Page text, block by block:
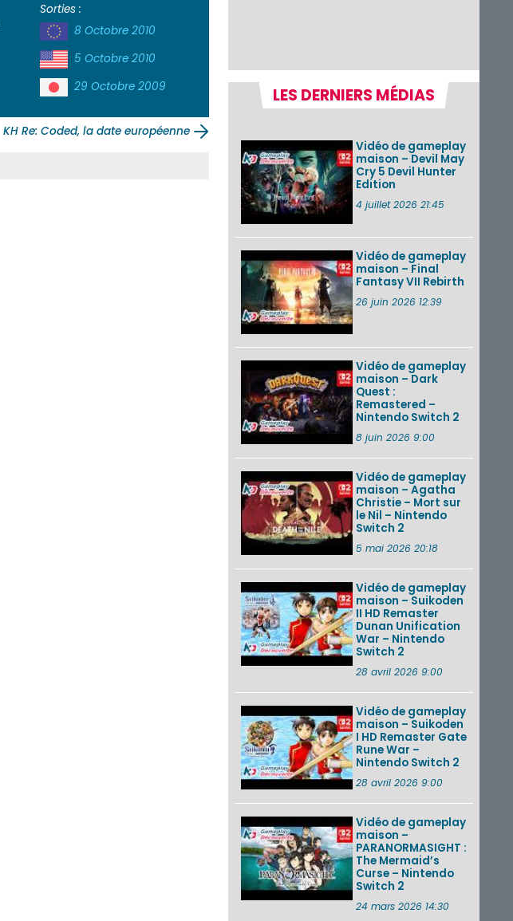
Sorties :
8 Octobre 2010
5 Octobre 2010
29 Octobre 2009
KH Re: Coded, la date européenne
des séquences de
game...
Pokémon GO : les
Un Fire Emblem :
Fortune’s Weave
Direct d’environ 20
août 2026...
Les sorties eShop de
la semaine 31 de
2026 (Xenoblade
Chronicles 2 –
VOIR PLUS DE NEWS
LES DERNIERS MÉDIAS
Vidéo de gameplay
maison – Devil May
Cry 5 Devil Hunter
Edition
4 juillet 2026 21:45
Vidéo de gameplay
maison – Final
Fantasy VII Rebirth
26 juin 2026 12:39
Vidéo de gameplay
maison – Dark
Quest :
Remastered –
Nintendo Switch 2
8 juin 2026 9:00
Vidéo de gameplay
maison – Agatha
Christie – Mort sur
le Nil – Nintendo
Switch 2
5 mai 2026 20:18
Vidéo de gameplay
maison – Suikoden
II HD Remaster
Dunan Unification
War – Nintendo
Switch 2
28 avril 2026 9:00
Vidéo de gameplay
maison – Suikoden
I HD Remaster Gate
Rune War –
Nintendo Switch 2
28 avril 2026 9:00
Vidéo de gameplay
maison –
PARANORMASIGHT :
The Mermaid’s
Curse – Nintendo
Switch 2
24 mars 2026 14:30